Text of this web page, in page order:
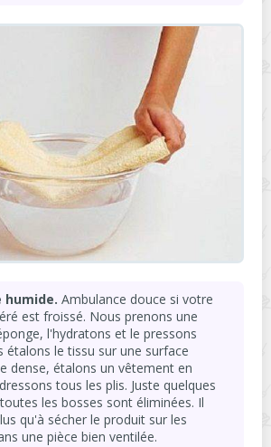
humide. Ambulance douce si votre
est froissé. Nous prenons une
l'hydratons et le pressons
étalons le tissu sur une surface
dense, étalons un vêtement en
tous les plis. Juste quelques
les bosses sont éliminées. Il
qu'à sécher le produit sur les
une pièce bien ventilée.